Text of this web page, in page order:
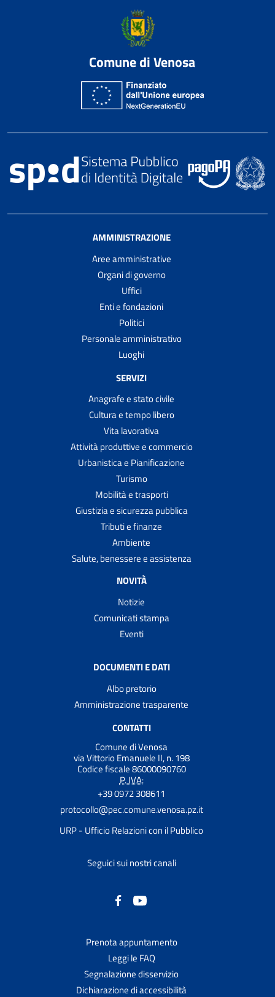
Comune di Venosa
AMMINISTRAZIONE
Aree amministrative
Organi di governo
Uffici
Enti e fondazioni
Politici
Personale amministrativo
Luoghi
SERVIZI
Anagrafe e stato civile
Cultura e tempo libero
Vita lavorativa
Attività produttive e commercio
Urbanistica e Pianificazione
Turismo
Mobilità e trasporti
Giustizia e sicurezza pubblica
Tributi e finanze
Ambiente
Salute, benessere e assistenza
NOVITÀ
Notizie
Comunicati stampa
Eventi
DOCUMENTI E DATI
Albo pretorio
Amministrazione trasparente
CONTATTI
Comune di Venosa
via Vittorio Emanuele II, n. 198
Codice fiscale 86000090760
P. IVA:
+39 0972 308611
protocollo@pec.comune.venosa.pz.it
URP - Ufficio Relazioni con il Pubblico
Seguici sui nostri canali
Prenota appuntamento
Leggi le FAQ
Segnalazione disservizio
Dichiarazione di accessibilità